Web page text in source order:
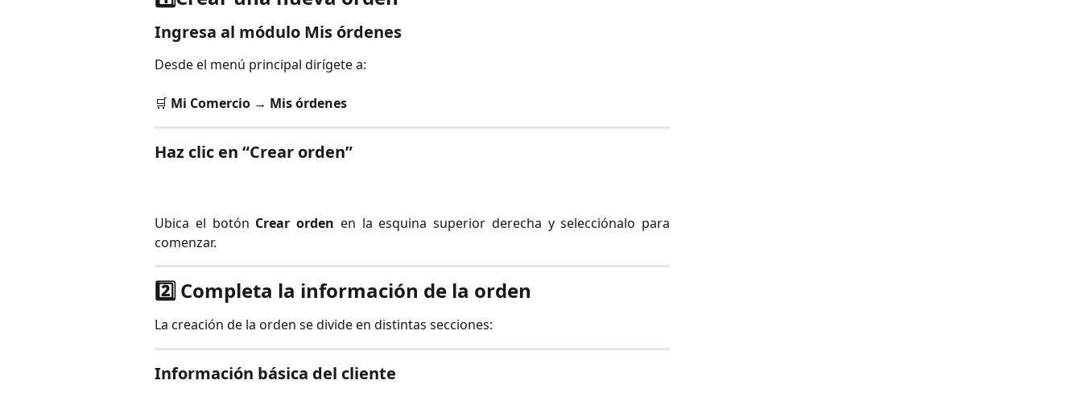
Ingresa al módulo Mis órdenes
Desde el menú principal dirígete a:
🛒 Mi Comercio → Mis órdenes
Haz clic en “Crear orden”
Ubica el botón Crear orden en la esquina superior derecha y selecciónalo para
comenzar.
2️⃣ Completa la información de la orden
La creación de la orden se divide en distintas secciones:
Información básica del cliente